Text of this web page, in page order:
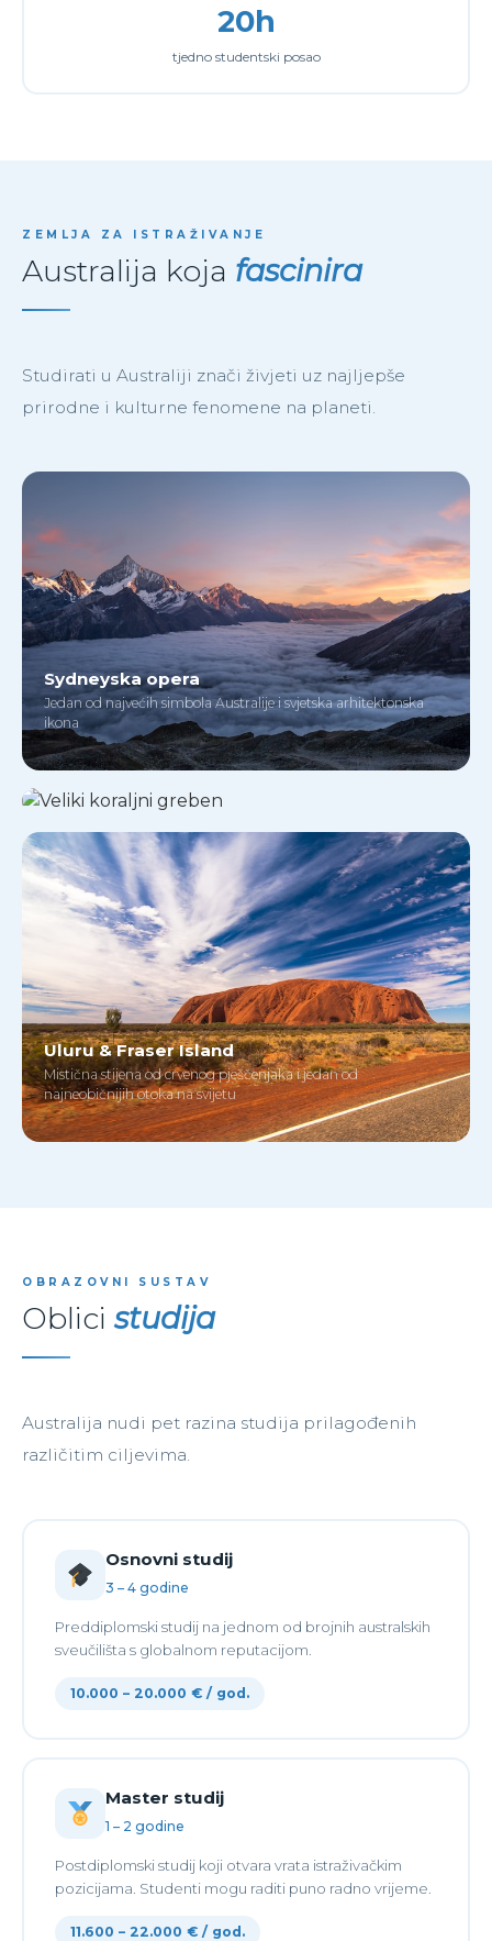
20h
tjedno studentski posao
ZEMLJA ZA ISTRAŽIVANJE
Australija koja fascinira
Studirati u Australiji znači živjeti uz najljepše
prirodne i kulturne fenomene na planeti.
Sydneyska opera
Jedan od najvećih simbola Australije i svjetska arhitektonska
ikona
Veliki koraljni greben
Najveći koraljni greben na svijetu — raj za ronioce i ljubitelje
prirode
Uluru & Fraser Island
Mistična stijena od crvenog pješčenjaka i jedan od
najneobičnijih otoka na svijetu
OBRAZOVNI SUSTAV
Oblicistudija
Australija nudi pet razina studija prilagođenih
različitim ciljevima.
Osnovni studij
3 – 4 godine
Preddiplomski studij na jednom od brojnih australskih
sveučilišta s globalnom reputacijom.
10.000 – 20.000 € / god.
Master studij
1 – 2 godine
Postdiplomski studij koji otvara vrata istraživačkim
pozicijama. Studenti mogu raditi puno radno vrijeme.
11.600 – 22.000 € / god.